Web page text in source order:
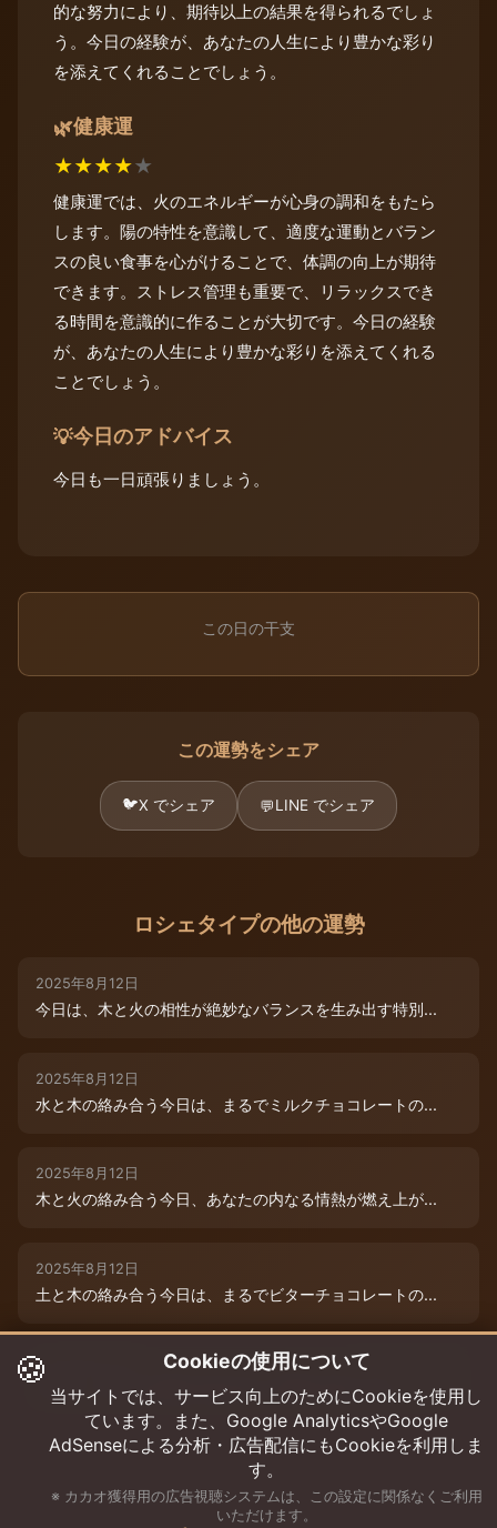
的な努力により、期待以上の結果を得られるでしょ
う。今日の経験が、あなたの人生により豊かな彩り
を添えてくれることでしょう。
🌿健康運
★★★★★
健康運では、火のエネルギーが心身の調和をもたら
します。陽の特性を意識して、適度な運動とバラン
スの良い食事を心がけることで、体調の向上が期待
できます。ストレス管理も重要で、リラックスでき
る時間を意識的に作ることが大切です。今日の経験
が、あなたの人生により豊かな彩りを添えてくれる
ことでしょう。
💡今日のアドバイス
今日も一日頑張りましょう。
この日の干支
この運勢をシェア
🐦X でシェア 💬LINE でシェア
ロシェタイプの他の運勢
2025年8月12日
今日は、木と火の相性が絶妙なバランスを生み出す特別...
2025年8月12日
水と木の絡み合う今日は、まるでミルクチョコレートの...
2025年8月12日
木と火の絡み合う今日、あなたの内なる情熱が燃え上が...
2025年8月12日
土と木の絡み合う今日は、まるでビターチョコレートの...
2025年8月12日
今日は、水と木の微妙な絡み合いが運命を彩ります。チ...
🍪 Cookieの使用について
当サイトでは、サービス向上のためにCookieを使用し
ています。また、Google AnalyticsやGoogle
AdSenseによる分析・広告配信にもCookieを利用しま
す。
※ カカオ獲得用の広告視聴システムは、この設定に関係なくご利用
いただけます。